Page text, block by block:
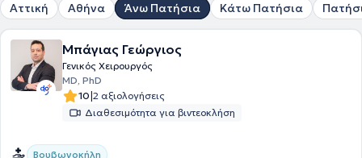
Αττική Αθήνα Άνω Πατήσια Κάτω Πατήσια
Μπάγιας Γεώργιος
Γενικός Χειρουργός
MD, PhD
10|2 αξιολογήσεις
Διαθεσιμότητα για βιντεοκλήση
Βουβωνοκήλη